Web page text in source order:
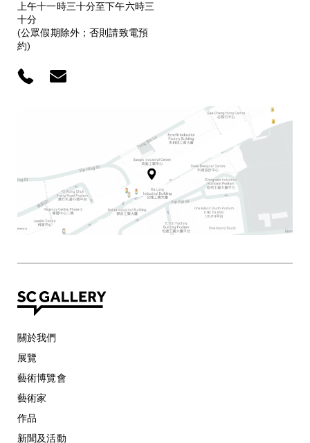
上午十一時三十分至下午六時三
十分
(公眾假期除外；否則請致電預
約)
關於我們
展覽
藝術博覽會
藝術家
作品
新聞及活動